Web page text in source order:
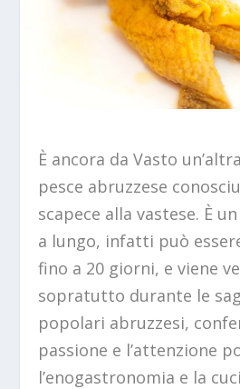
È ancora da Vasto
pesce abruzzese
scapece alla vastese. È
a lungo, infatti può
fino a 20 giorni, e viene
sopratutto durante le
popolari abruzzesi,
passione e l’attenzione
l’enogastronomia e la